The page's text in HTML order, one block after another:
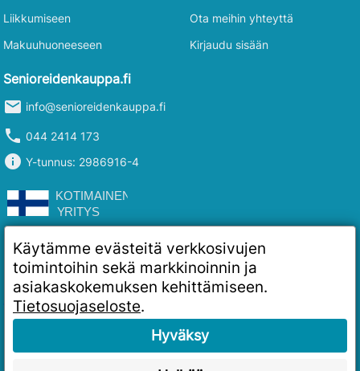
Liikkumiseen
Makuuhuoneeseen
Ota meihin yhteyttä
Kirjaudu sisään
Senioreidenkauppa.fi
mail info@senioreidenkauppa.fi
phone 044 2414 173
info Y-tunnus: 2986916-4
Käytämme evästeitä verkkosivujen
toimintoihin sekä markkinoinnin ja
asiakaskokemuksen kehittämiseen.
Tietosuojaseloste.
Hyväksy